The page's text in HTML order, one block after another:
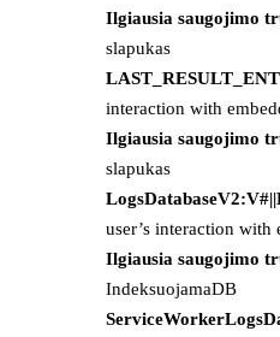
Ilgiausia saugojimo
slapukas
interaction with
Ilgiausia saugojimo
slapukas
user’s interaction with
Ilgiausia saugojimo
IndeksuojamaDB